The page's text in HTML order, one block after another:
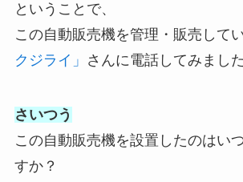
ということで、
この自動販売機を管理・販売して
クジライ」 さんに電話してみまし
さいつう
この自動販売機を設置したのはい
すか？